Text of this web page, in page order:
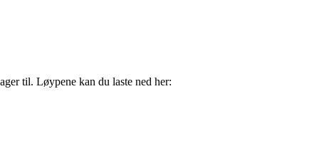
til. Løypene kan du laste ned her: